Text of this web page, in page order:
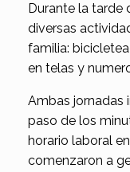
Durante la tarde
diversas
familia:
en telas y
Ambas jornadas
paso de los
horario laboral
comenzaron a